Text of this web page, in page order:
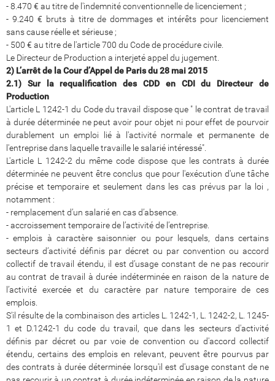
- 8.470 € au titre de l'indemnité conventionnelle de licenciement ;
- 9.240 € bruts à titre de dommages et intérêts pour licenciement
sans cause réelle et sérieuse ;
- 500 € au titre de l'article 700 du Code de procédure civile.
Le Directeur de Production a interjeté appel du jugement.
2) L’arrêt de la Cour d’Appel de Paris du 28 mai 2015
2.1) Sur la requalification des CDD en CDI du Directeur de
Production
L'article L 1242-1 du Code du travail dispose que " le contrat de travail
à durée déterminée ne peut avoir pour objet ni pour effet de pourvoir
durablement un emploi lié à l'activité normale et permanente de
l'entreprise dans laquelle travaille le salarié intéressé".
L'article L 1242-2 du même code dispose que les contrats à durée
déterminée ne peuvent être conclus que pour l'exécution d'une tâche
précise et temporaire et seulement dans les cas prévus par la loi ,
notamment :
- remplacement d’un salarié en cas d’absence.
- accroissement temporaire de l’activité de l’entreprise.
- emplois à caractère saisonnier ou pour lesquels, dans certains
secteurs d’activité définis par décret ou par convention ou accord
collectif de travail étendu, il est d’usage constant de ne pas recourir
au contrat de travail à durée indéterminée en raison de la nature de
l’activité exercée et du caractère par nature temporaire de ces
emplois.
S'il résulte de la combinaison des articles L. 1242-1, L. 1242-2, L. 1245-
1 et D.1242-1 du code du travail, que dans les secteurs d'activité
définis par décret ou par voie de convention ou d'accord collectif
étendu, certains des emplois en relevant, peuvent être pourvus par
des contrats à durée déterminée lorsqu'il est d'usage constant de ne